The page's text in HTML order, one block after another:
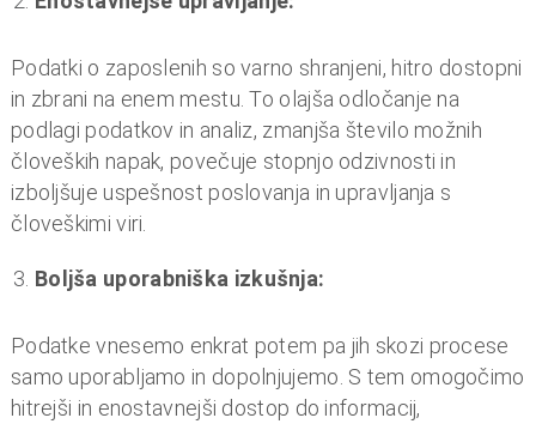
odsotnostmi in prisotnostmi), omogočajo upravljanje z
povratne informacije ter sprejemanje odločitev o
nagrajevanju in napredovanju zaposlenih), kar
omogoča boljše upravljanje vseh kadrovskih
dejavnosti v podjetju in povečuje njegovo učinkovitost.
Enostavnejše upravljanje:
Podatki o zaposlenih so varno shranjeni, hitro dostopni
podlagi podatkov in analiz, zmanjša število možnih
človeških napak, povečuje stopnjo odzivnosti in
izboljšuje uspešnost poslovanja in upravljanja s